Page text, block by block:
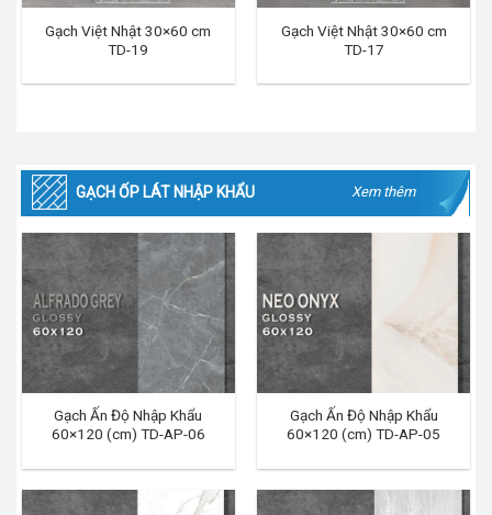
Gạch Việt Nhật 30×60 cm
TD-19
Gạch Việt Nhật 30×60 cm
TD-17
GẠCH ỐP LÁT NHẬP KHẨU Xem thêm
Gạch Ấn Độ Nhập Khẩu
60×120 (cm) TD-AP-06
Gạch Ấn Độ Nhập Khẩu
60×120 (cm) TD-AP-05